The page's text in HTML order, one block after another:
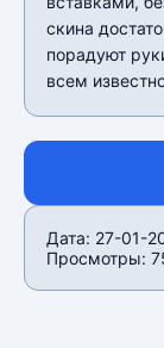
скина
порадуют
всем
Дата: 27-01-
Просмотры: